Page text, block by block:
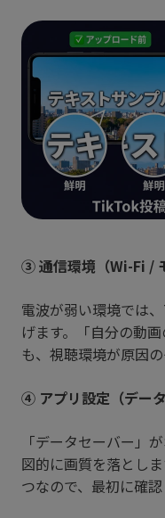
③ 通信環境（Wi-Fi /
電波が弱い環境では
げます。「自分の動
も、視聴環境が原因の
④ アプリ設定（データ
「データセーバー」
図的に画質を落とし
つなので、最初に確認